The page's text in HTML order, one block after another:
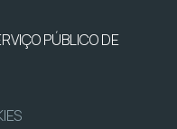
PÚBLICO DE